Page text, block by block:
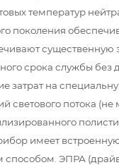
температур
поколения
срока службы без
затрат на
светового потока
имеет
ЭПРА